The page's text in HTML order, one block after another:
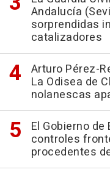
Andalucía
sorprendidas
catalizadores
Arturo Pérez-
La Odisea de
nolanescas
El Gobierno
controles
procedentes